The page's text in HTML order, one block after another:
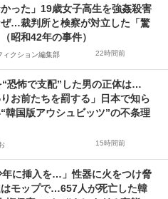
かった」19歳女子高生を強姦殺害
ぜ…裁判所と検察が対立した「驚
昭和42年の事件）
ィクション編集部 22時間前
恐怖で支配”した男の正体は…
りお前たちを罰する」日本で知ら
韓国版アウシュビッツ”の不条理
15時間前
年に挿入を…」性器に火をつけ脅
モップで…657人が死亡した韓